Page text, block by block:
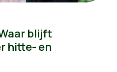
blijft
hitte- en